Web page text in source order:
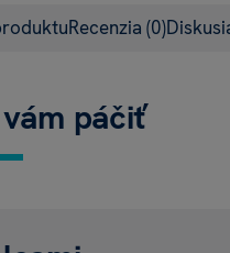
Recenzia (0)
páčiť